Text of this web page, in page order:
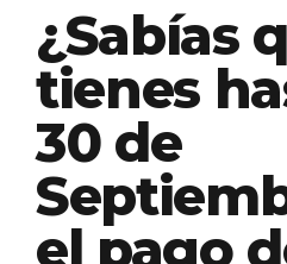
¿Sabías
tienes
30 de
el pago